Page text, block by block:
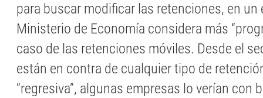
para buscar modificar las retenciones, en un
Ministerio de Economía considera más
caso de las retenciones móviles. Desde el
están en contra de cualquier tipo de
“regresiva”, algunas empresas lo verían con